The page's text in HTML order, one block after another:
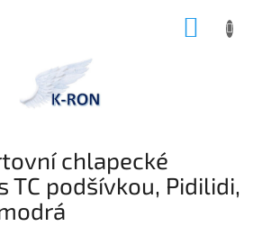
chlapecké
TC podšívkou, Pidilidi,